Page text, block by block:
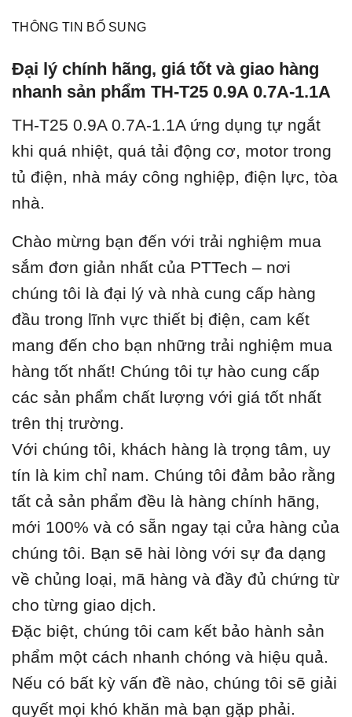
THÔNG TIN BỔ SUNG
Đại lý chính hãng, giá tốt và giao hàng
nhanh sản phẩm TH-T25 0.9A 0.7A-1.1A
TH-T25 0.9A 0.7A-1.1A ứng dụng tự ngắt
khi quá nhiệt, quá tải động cơ, motor trong
tủ điện, nhà máy công nghiệp, điện lực, tòa
nhà.
Chào mừng bạn đến với trải nghiệm mua
sắm đơn giản nhất của PTTech – nơi
chúng tôi là đại lý và nhà cung cấp hàng
đầu trong lĩnh vực thiết bị điện, cam kết
mang đến cho bạn những trải nghiệm mua
hàng tốt nhất! Chúng tôi tự hào cung cấp
các sản phẩm chất lượng với giá tốt nhất
trên thị trường.
Với chúng tôi, khách hàng là trọng tâm, uy
tín là kim chỉ nam. Chúng tôi đảm bảo rằng
tất cả sản phẩm đều là hàng chính hãng,
mới 100% và có sẵn ngay tại cửa hàng của
chúng tôi. Bạn sẽ hài lòng với sự đa dạng
về chủng loại, mã hàng và đầy đủ chứng từ
cho từng giao dịch.
Đặc biệt, chúng tôi cam kết bảo hành sản
phẩm một cách nhanh chóng và hiệu quả.
Nếu có bất kỳ vấn đề nào, chúng tôi sẽ giải
quyết mọi khó khăn mà bạn gặp phải.